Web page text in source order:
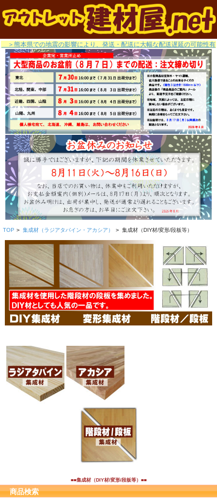
＞熊本県での地震の影響により、発送・配送に大幅な配送遅延の可能性有
TOP > 集成材（ラジアタパイン・アカシア） > 集成材（DIY材/変形/段板等）
■■集成材（DIY材/変形/段板等）■■
商品検索